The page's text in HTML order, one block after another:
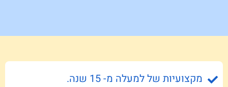
מקצועיות של למעלה מ- 15 שנה.